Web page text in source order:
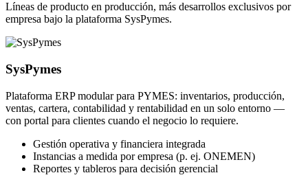
Líneas de producto en producción, más desarrollos exclusivos por
empresa bajo la plataforma SysPymes.
SysPymes
Plataforma ERP modular para PYMES: inventarios, producción,
ventas, cartera, contabilidad y rentabilidad en un solo entorno —
con portal para clientes cuando el negocio lo requiere.
Gestión operativa y financiera integrada
Instancias a medida por empresa (p. ej. ONEMEN)
Reportes y tableros para decisión gerencial